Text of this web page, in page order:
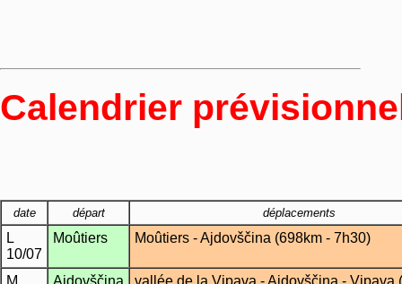
Calendrier
date départ déplacements
L
10/07
Moûtiers Moûtiers - Ajdovščina (698km - 7h30)